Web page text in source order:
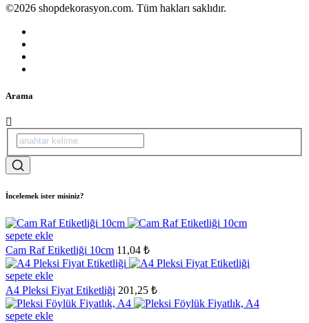
©2026 shopdekorasyon.com. Tüm hakları saklıdır.
Arama
İncelemek ister misiniz?
sepete ekle
Cam Raf Etiketliği 10cm 11,04 ₺
sepete ekle
A4 Pleksi Fiyat Etiketliği 201,25 ₺
sepete ekle